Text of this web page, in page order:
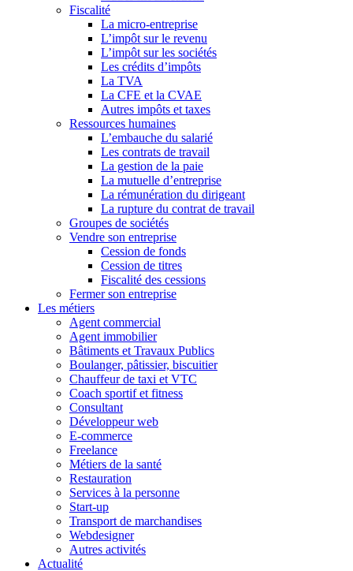
Fiscalité
La micro-entreprise
L’impôt sur le revenu
L’impôt sur les sociétés
Les crédits d’impôts
La TVA
La CFE et la CVAE
Autres impôts et taxes
Ressources humaines
L’embauche du salarié
Les contrats de travail
La gestion de la paie
La mutuelle d’entreprise
La rémunération du dirigeant
La rupture du contrat de travail
Groupes de sociétés
Vendre son entreprise
Cession de fonds
Cession de titres
Fiscalité des cessions
Fermer son entreprise
Les métiers
Agent commercial
Agent immobilier
Bâtiments et Travaux Publics
Boulanger, pâtissier, biscuitier
Chauffeur de taxi et VTC
Coach sportif et fitness
Consultant
Développeur web
E-commerce
Freelance
Métiers de la santé
Restauration
Services à la personne
Start-up
Transport de marchandises
Webdesigner
Autres activités
Actualité